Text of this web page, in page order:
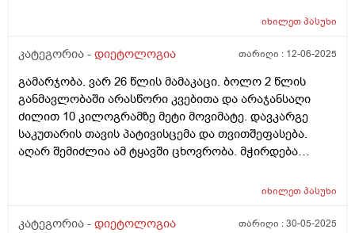
საათით. კუჭში 2-3 დღეში 1ხელ გავდივარ სულ, მაგრამ
ეს რაღაცა ახლა დამემართა. რამოდენიმე თვეა. კუჭში
არასდროს.
იხილეთპასუხი
კატეგორია - დიეტოლოგია თარიღი : 12-06-2025
გამარჯობა. ვარ 26 წლის მამაკაცი. ბოლო 2 წლის
განმავლობაში არასწორი კვებითა და არაჯანსაღი
ძილით 10 კილოგრამზე მეტი მოვიმატე. დავკარგე
საკუთარის თავის პატივისცემა და თვითშეფასება.
აღარ შემიძლია ამ ტყავში ცხოვრობა. მჭირდება
სხვა ფაქტორებსე დაყრდნობით - ყველაფერს ჯანსაღი
ეს 10 კილოგრამი და ცზიმის პროცენტულობა
იხილეთპასუხი
კატეგორია - დიეტოლოგია თარიღი :30-05-2025